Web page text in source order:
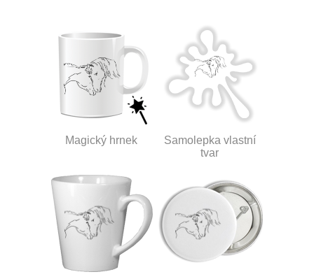
Magický hrnek
Samolepka vlastní
tvar